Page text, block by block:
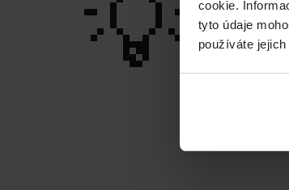
cookie.
tyto údaje
používáte jejich
💡